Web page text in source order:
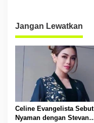
Jangan Lewatkan
Celine Evangelista Sebut
Nyaman dengan Stevan